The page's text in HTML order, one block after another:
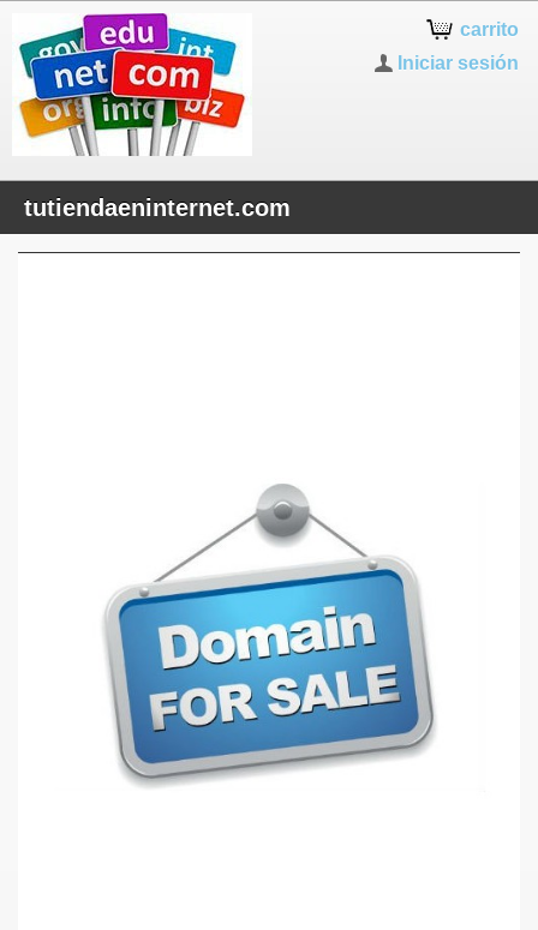
carrito
Iniciar sesión
tutiendaeninternet.com